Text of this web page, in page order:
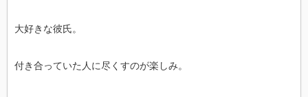
大好きな彼氏。
付き合っていた人に尽くすのが楽しみ。